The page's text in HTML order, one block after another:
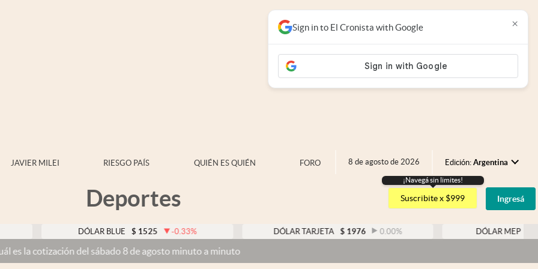
JAVIER MILEI RIESGO PAÍS QUIÉN ES QUIÉN FORO 8 de agosto de 2026 Edición: Argentina
Argentina
España
USA
Deportes
¡Navegá sin limites!
Suscribite x $999 Ingresá
DÓLAR BLUE $ 1525 -0.33% DÓLAR TARJETA $ 1976 0.00% $ 1526,03
del sábado 8 de agosto minuto a minuto
Sign in to El Cronista with Google ×